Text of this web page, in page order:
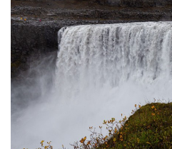
svědomí zdejší elfové?
Autor:Petra Špačková
03.02.2023